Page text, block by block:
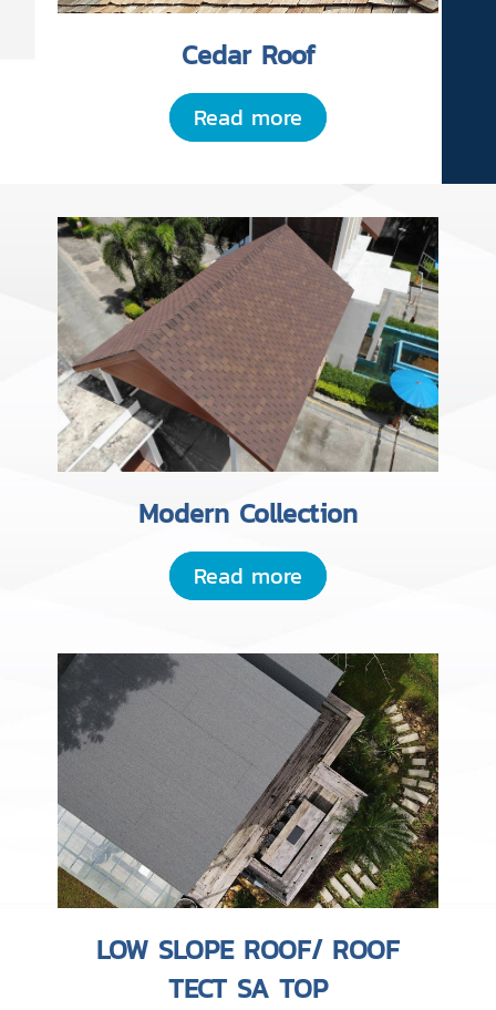
Cedar Roof
Read more
Modern Collection
Read more
LOW SLOPE ROOF/ ROOF
TECT SA TOP